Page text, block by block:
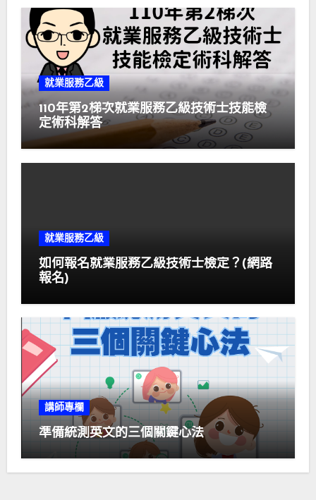
就業服務乙級
110年第2梯次就業服務乙級技術士技能檢
定術科解答
就業服務乙級
如何報名就業服務乙級技術士檢定？(網路
報名)
講師專欄
準備統測英文的三個關鍵心法